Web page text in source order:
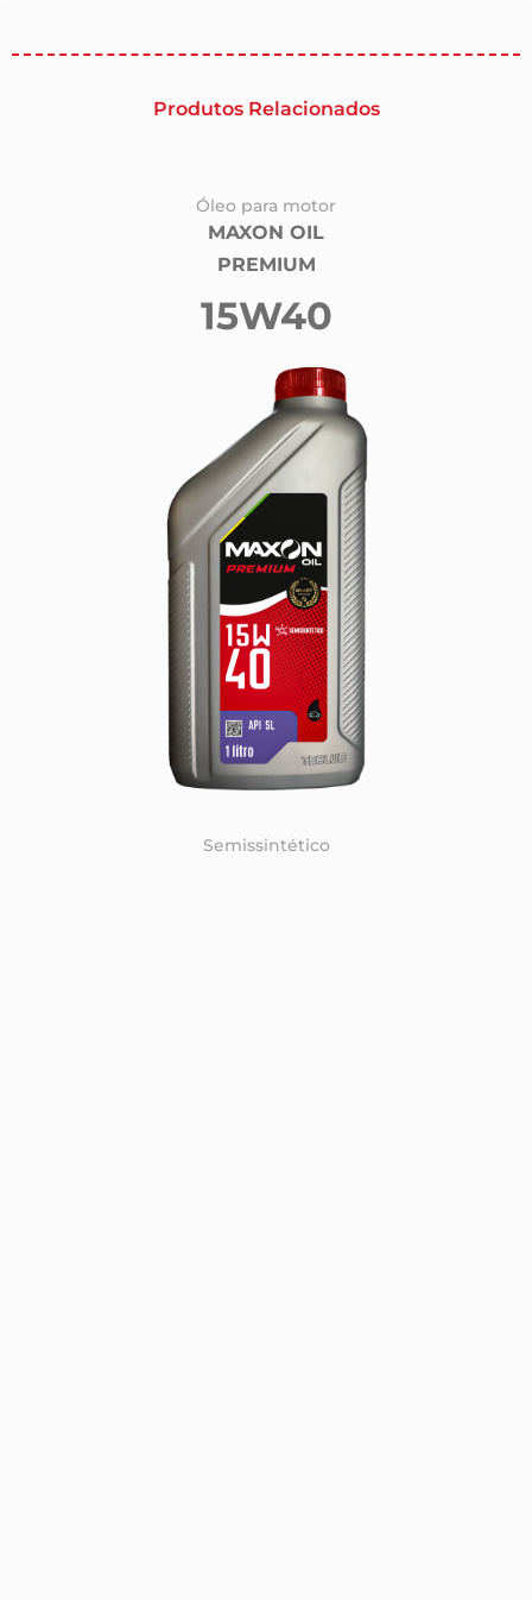
Produtos Relacionados
Óleo para motor
MAXON OIL
PREMIUM
15W40
Semissintético